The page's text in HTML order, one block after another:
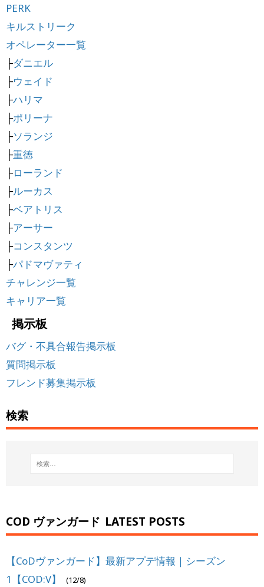
PERK
キルストリーク
オペレーター一覧
├ダニエル
├ウェイド
├ハリマ
├ポリーナ
├ソランジ
├重徳
├ローランド
├ルーカス
├ベアトリス
├アーサー
├コンスタンツ
├パドマヴァティ
チャレンジ一覧
キャリア一覧
掲示板
バグ・不具合報告掲示板
質問掲示板
フレンド募集掲示板
検索
COD ヴァンガード LATEST POSTS
【CoDヴァンガード】最新アプデ情報｜シーズン
1【COD:V】
(12/8)